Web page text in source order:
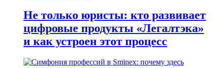
Не только юристы: кто развивает
цифровые продукты «Легалтэка»
и как устроен этот процесс